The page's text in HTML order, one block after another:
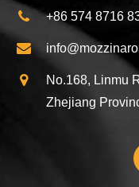
+86 574 8716
No.168, Linmu
Zhejiang